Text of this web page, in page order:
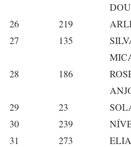
26
219
27
135
28
186
29
23
30
239
31
273